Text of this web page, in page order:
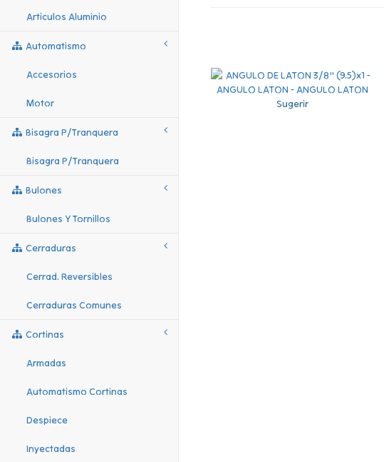
Articulos Aluminio
Automatismo
Accesorios
Motor
Bisagra P/tranquera
Bisagra P/tranquera
Bulones
Bulones Y Tornillos
Cerraduras
Cerrad. Reversibles
Cerraduras Comunes
Cortinas
Armadas
Automatismo Cortinas
Despiece
Inyectadas
Sugerir